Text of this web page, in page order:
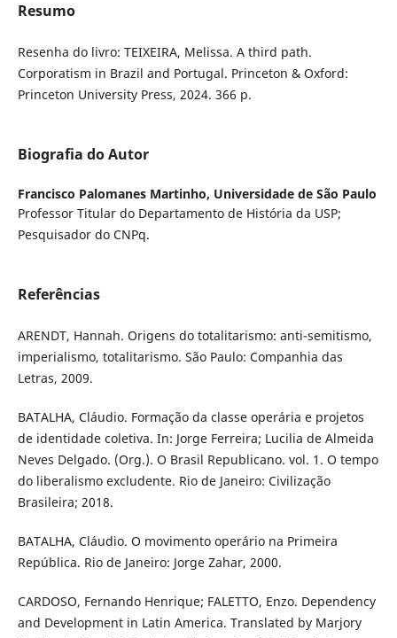
Resumo
Resenha do livro: TEIXEIRA, Melissa. A third path.
Corporatism in Brazil and Portugal. Princeton & Oxford:
Princeton University Press, 2024. 366 p.
Biografia do Autor
Francisco Palomanes Martinho, Universidade de São Paulo
Professor Titular do Departamento de História da USP;
Pesquisador do CNPq.
Referências
ARENDT, Hannah. Origens do totalitarismo: anti-semitismo,
imperialismo, totalitarismo. São Paulo: Companhia das
Letras, 2009.
BATALHA, Cláudio. Formação da classe operária e projetos
de identidade coletiva. In: Jorge Ferreira; Lucilia de Almeida
Neves Delgado. (Org.). O Brasil Republicano. vol. 1. O tempo
do liberalismo excludente. Rio de Janeiro: Civilização
Brasileira; 2018.
BATALHA, Cláudio. O movimento operário na Primeira
República. Rio de Janeiro: Jorge Zahar, 2000.
CARDOSO, Fernando Henrique; FALETTO, Enzo. Dependency
and Development in Latin America. Translated by Marjory